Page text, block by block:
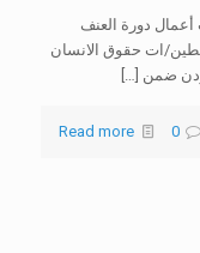
أعمال دورة العنف
ات حقوق الانسان
ضمن
0
Read more